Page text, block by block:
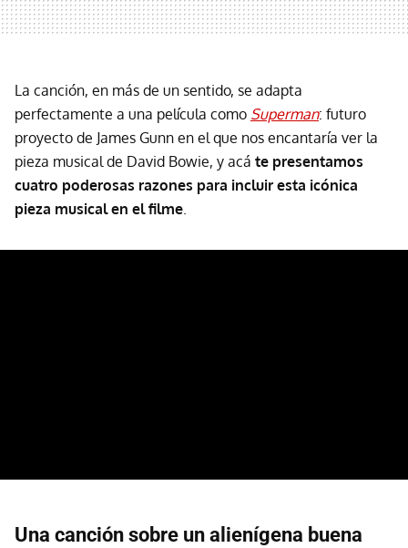
La canción, en más de un sentido, se adapta
perfectamente a una película como Superman: futuro
proyecto de James Gunn en el que nos encantaría ver la
pieza musical de David Bowie, y acá te presentamos
cuatro poderosas razones para incluir esta icónica
pieza musical en el filme.
Una canción sobre un alienígena buena